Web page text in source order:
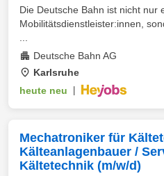
Die Deutsche Bahn ist nicht nur
Mobilitätsdienstleister:innen,
Deutsche Bahn AG
Karlsruhe
heute neu
Mechatroniker für
Kälteanlagenbauer /
Kältetechnik (m/w/d)